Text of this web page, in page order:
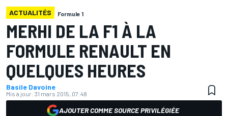
ACTUALITÉS Formule 1
MERHI DE LA F1 À LA
FORMULE RENAULT EN
QUELQUES HEURES
Basile Davoine
Mis à jour: 31 mars 2015, 07:48
AJOUTER COMME SOURCE PRIVILÉGIÉE